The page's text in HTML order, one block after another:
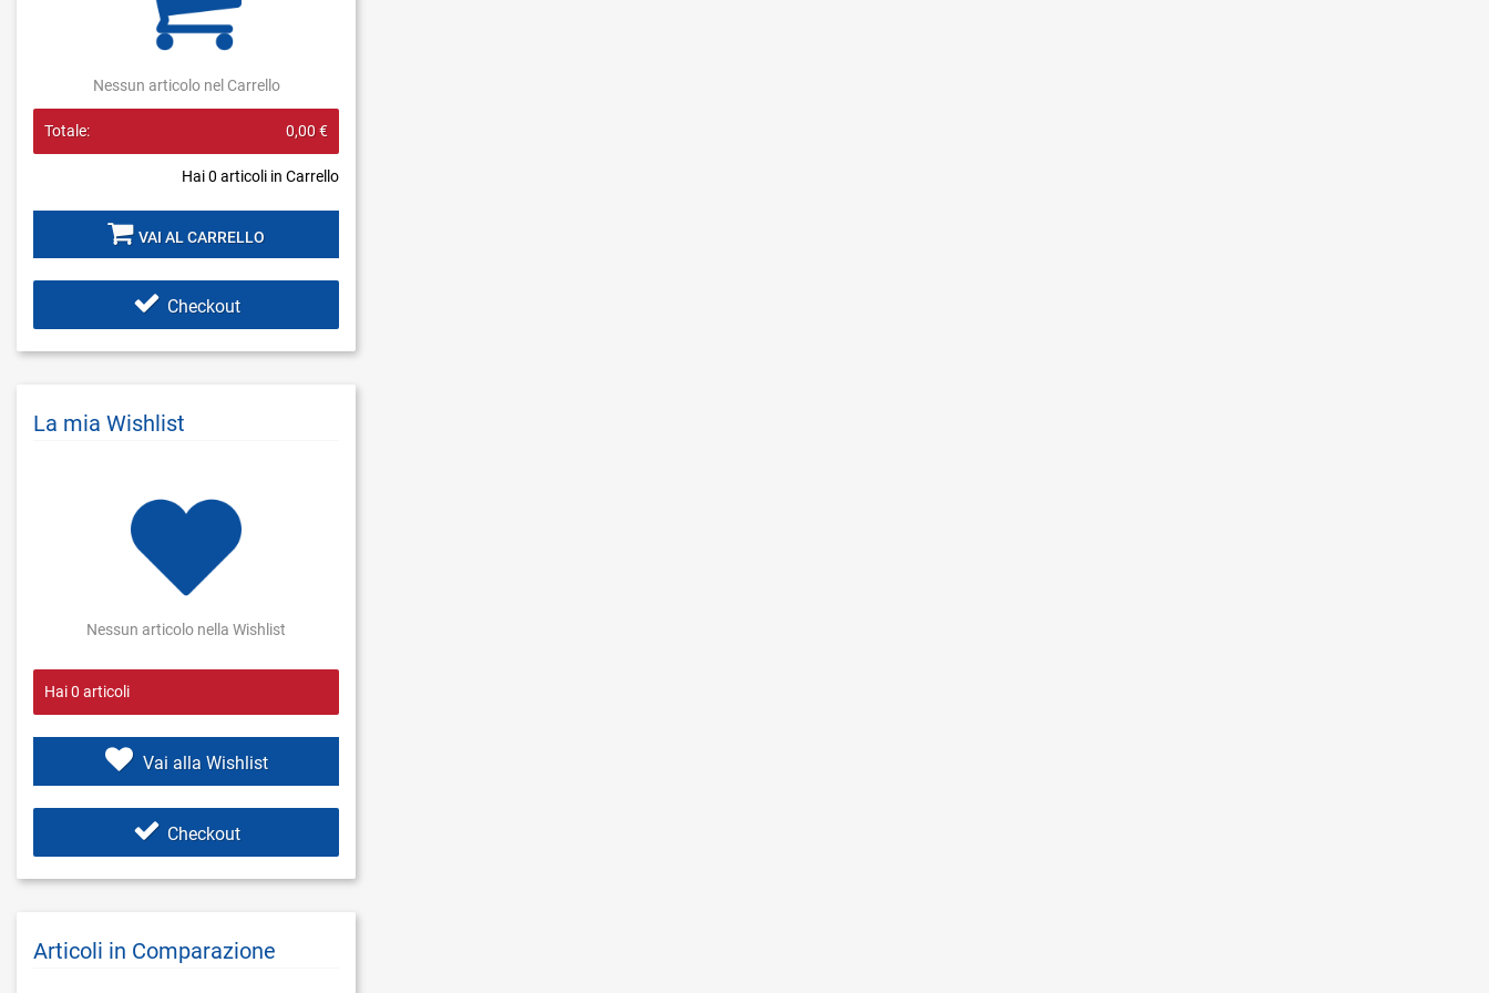
Nessun articolo nel Carrello
Hai0 articoli in Carrello
Totale: 0,00 €
VAI AL CARRELLO
Checkout
La mia Wishlist
Nessun articolo nella Wishlist
Hai0 articoli
Vai alla Wishlist
Checkout
Articoli in Comparazione